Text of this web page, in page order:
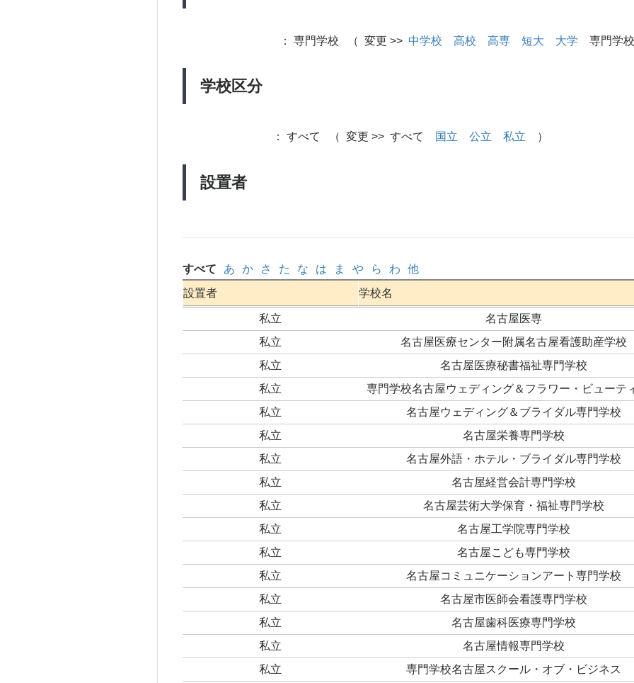
学校区分
： 専門学校 （ 変更 >> 中学校 高校 高専 短大 大学 専門学
設置者
： すべて （ 変更 >> すべて 国立 公立 私立 ）
すべて あ か さ た な は ま や ら わ
他
設置者
学校名
私立
名古屋医専
私立
名古屋医療センター附属名古屋看護助産学校
私立
名古屋医療秘書福祉専門学校
私立
専門学校名古屋ウェディング＆フラワー・ビューテ
私立
名古屋ウェディング＆ブライダル専門学校
私立
名古屋栄養専門学校
私立
名古屋外語・ホテル・ブライダル専門学校
私立
名古屋経営会計専門学校
私立
名古屋芸術大学保育・福祉専門学校
私立
名古屋工学院専門学校
私立
名古屋こども専門学校
私立
名古屋コミュニケーションアート専門学校
私立
名古屋市医師会看護専門学校
私立
名古屋歯科医療専門学校
私立
名古屋情報専門学校
私立
専門学校名古屋スクール・オブ・ビジネス